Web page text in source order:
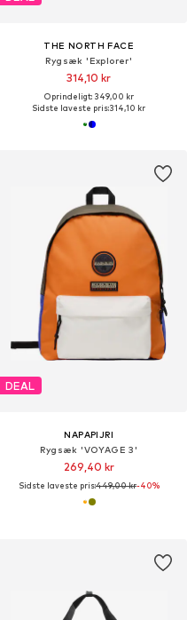
THE NORTH FACE
Rygsæk 'Explorer'
314,10 kr
Oprindeligt: 349,00 kr
Sidste laveste pris:314,10 kr
DEAL
NAPAPIJRI
Rygsæk 'VOYAGE 3'
269,40 kr
Sidste laveste pris:449,00 kr-40%